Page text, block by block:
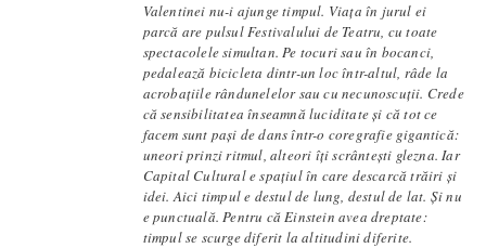
Valentinei nu-i ajunge timpul. Viața în jurul ei
parcă are pulsul Festivalului de Teatru, cu toate
spectacolele simultan. Pe tocuri sau în bocanci,
pedalează bicicleta dintr-un loc într-altul, râde la
acrobațiile rândunelelor sau cu necunoscuții. Crede
că sensibilitatea înseamnă luciditate și că tot ce
facem sunt pași de dans într-o coregrafie gigantică:
uneori prinzi ritmul, alteori îți scrântești glezna. Iar
Capital Cultural e spațiul în care descarcă trăiri și
idei. Aici timpul e destul de lung, destul de lat. Și nu
e punctuală. Pentru că Einstein avea dreptate:
timpul se scurge diferit la altitudini diferite.